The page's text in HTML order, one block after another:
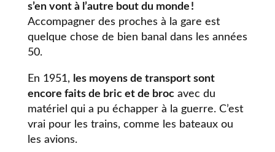
s’en vont à l’autre bout du monde !
Accompagner des proches à la gare est
quelque chose de bien banal dans les années
50.
En 1951, les moyens de transport sont
encore faits de bric et de brocavec du
matériel qui a pu échapper à la guerre. C’est
vrai pour les trains, comme les bateaux ou
les avions.